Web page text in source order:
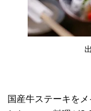
国産牛ステーキを